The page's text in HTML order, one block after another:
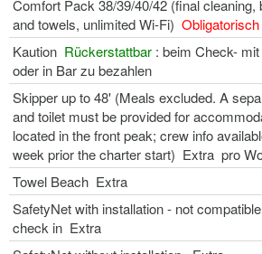
Comfort Pack 38/39/40/42 (final cleaning,
and towels, unlimited Wi-Fi) Obligatorisch
Kaution Rückerstattbar : beim Check-
oder in Bar zu bezahlen
Skipper up to 48' (Meals excluded. A
and toilet must be provided for
located in the front peak; crew info
week prior the charter start) Extra pro
Towel Beach Extra
SafetyNet with installation - not
check in Extra